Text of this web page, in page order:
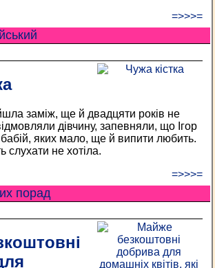
=>>>=
заміж, ще й двадцяти років не
дівчину, запевняли, що Ігор
яких мало, ще й випити любить.
слухати не хотіла.
=>>>=
порад